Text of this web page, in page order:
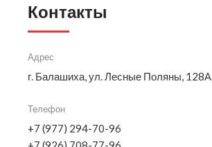
Контакты
Адрес
г. Балашиха, ул. Лесные Поляны, 128А
Телефон
+7 (977) 294-70-96